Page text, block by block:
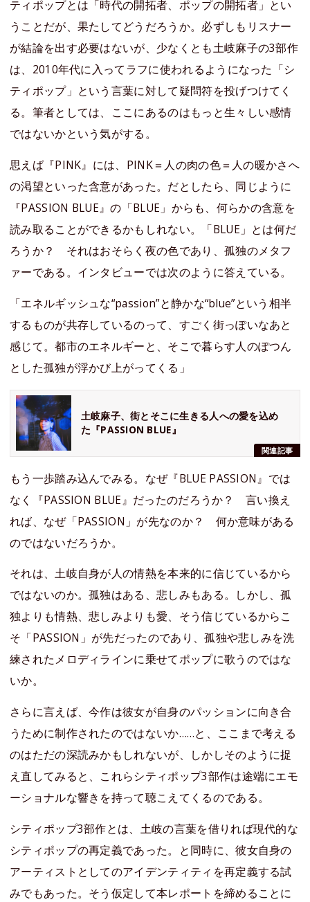
ティポップとは「時代の開拓者、ポップの開拓者」とい
うことだが、果たしてどうだろうか。必ずしもリスナー
が結論を出す必要はないが、少なくとも土岐麻子の3部作
は、2010年代に入ってラフに使われるようになった「シ
ティポップ」という言葉に対して疑問符を投げつけてく
る。筆者としては、ここにあるのはもっと生々しい感情
ではないかという気がする。
思えば『PINK』には、PINK＝人の肉の色＝人の暖かさへ
の渇望といった含意があった。だとしたら、同じように
『PASSION BLUE』の「BLUE」からも、何らかの含意を
読み取ることができるかもしれない。「BLUE」とは何だ
ろうか？ それはおそらく夜の色であり、孤独のメタフ
ァーである。インタビューでは次のように答えている。
「エネルギッシュな“passion”と静かな“blue”という相半
するものが共存しているのって、すごく街っぽいなあと
感じて。都市のエネルギーと、そこで暮らす人のぽつん
とした孤独が浮かび上がってくる」
関連記事
土岐麻子、街とそこに生きる人への愛を込め
た『PASSION BLUE』
もう一歩踏み込んでみる。なぜ『BLUE PASSION』では
なく『PASSION BLUE』だったのだろうか？ 言い換え
れば、なぜ「PASSION」が先なのか？ 何か意味がある
のではないだろうか。
それは、土岐自身が人の情熱を本来的に信じているから
ではないのか。孤独はある、悲しみもある。しかし、孤
独よりも情熱、悲しみよりも愛、そう信じているからこ
そ「PASSION」が先だったのであり、孤独や悲しみを洗
練されたメロディラインに乗せてポップに歌うのではな
いか。
さらに言えば、今作は彼女が自身のパッションに向き合
うために制作されたのではないか……と、ここまで考える
のはただの深読みかもしれないが、しかしそのように捉
え直してみると、これらシティポップ3部作は途端にエモ
ーショナルな響きを持って聴こえてくるのである。
シティポップ3部作とは、土岐の言葉を借りれば現代的な
シティポップの再定義であった。と同時に、彼女自身の
アーティストとしてのアイデンティティを再定義する試
みでもあった。そう仮定して本レポートを締めることに